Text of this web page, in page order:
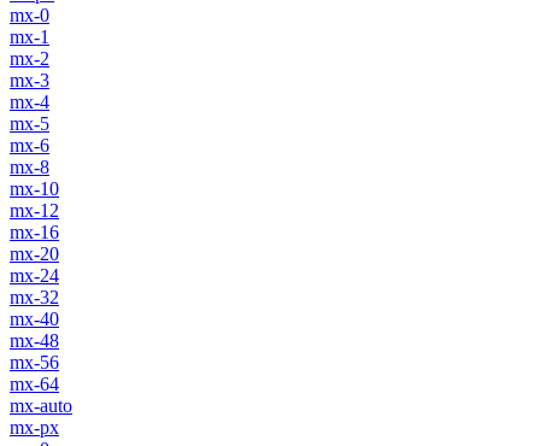
mx-0
mx-1
mx-2
mx-3
mx-4
mx-5
mx-6
mx-8
mx-10
mx-12
mx-16
mx-20
mx-24
mx-32
mx-40
mx-48
mx-56
mx-64
mx-auto
mx-px